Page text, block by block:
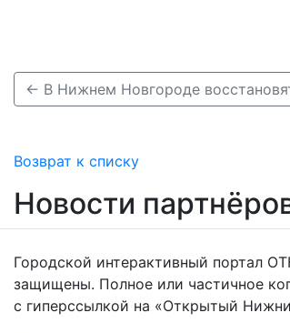
Возврат к списку
Новости
Городской интерактивный
защищены. Полное или частичное
с гиперссылкой на «Открытый